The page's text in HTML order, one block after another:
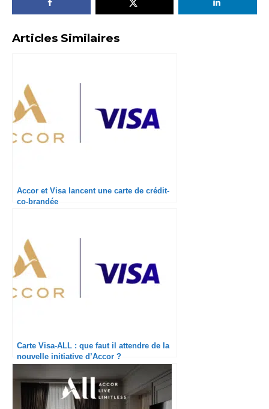
Articles Similaires
Accor et Visa lancent une carte de crédit-
co-brandée
Carte Visa-ALL : que faut il attendre de la
nouvelle initiative d’Accor ?